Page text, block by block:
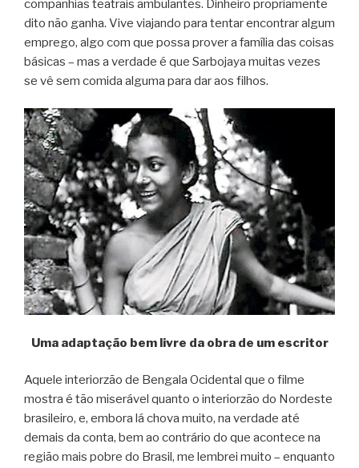
companhias teatrais ambulantes. Dinheiro propriamente
dito não ganha. Vive viajando para tentar encontrar algum
emprego, algo com que possa prover a família das coisas
básicas – mas a verdade é que Sarbojaya muitas vezes
se vê sem comida alguma para dar aos filhos.
Uma adaptação bem livre da obra de um escritor
Aquele interiorzão de Bengala Ocidental que o filme
mostra é tão miserável quanto o interiorzão do Nordeste
brasileiro, e, embora lá chova muito, na verdade até
demais da conta, bem ao contrário do que acontece na
região mais pobre do Brasil, me lembrei muito – enquanto